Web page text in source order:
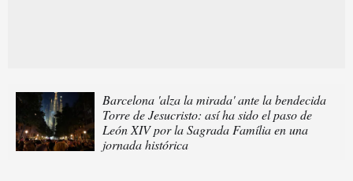
Barcelona 'alza la mirada' ante la bendecida
Torre de Jesucristo: así ha sido el paso de
León XIV por la Sagrada Família en una
jornada histórica